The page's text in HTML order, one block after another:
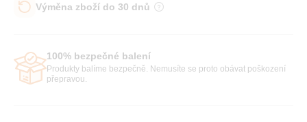
Výměna zboží do 30 dnů
100% bezpečné balení
Produkty balíme bezpečně. Nemusíte se proto obávat poškození
přepravou.